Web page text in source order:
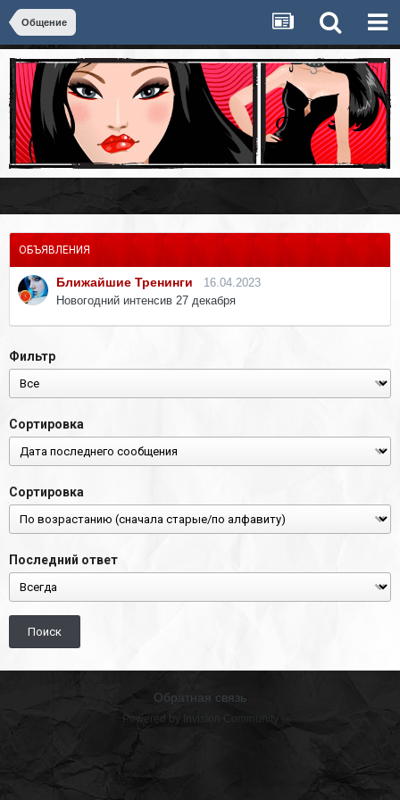
Общение
ОБЪЯВЛЕНИЯ
Ближайшие Тренинги
16.04.2023
Новогодний интенсив 27 декабря
Фильтр
Сортировка
Сортировка
Последний ответ
Поиск
Обратная связь
Powered by Invision Community